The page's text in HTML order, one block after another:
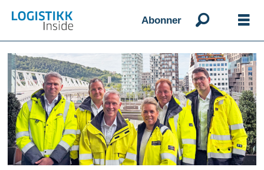
Abonner
Emne:
robin
olsen